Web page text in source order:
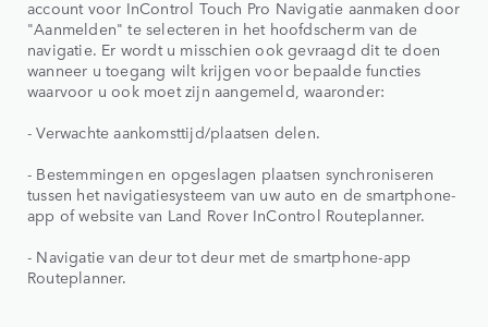
account voor InControl Touch Pro Navigatie aanmaken door
"Aanmelden" te selecteren in het hoofdscherm van de
navigatie. Er wordt u misschien ook gevraagd dit te doen
wanneer u toegang wilt krijgen voor bepaalde functies
waarvoor u ook moet zijn aangemeld, waaronder:
- Verwachte aankomsttijd/plaatsen delen.
- Bestemmingen en opgeslagen plaatsen synchroniseren
tussen het navigatiesysteem van uw auto en de smartphone-
app of website van Land Rover InControl Routeplanner.
- Navigatie van deur tot deur met de smartphone-app
Routeplanner.